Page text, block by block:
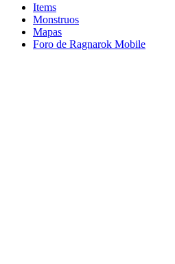
Items
Monstruos
Mapas
Foro de Ragnarok Mobile